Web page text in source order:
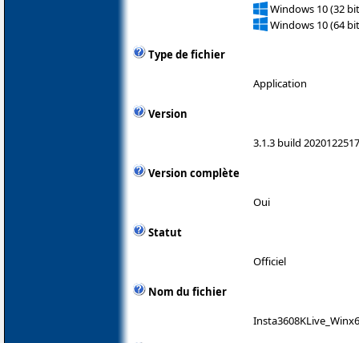
Windows 10 (32
Windows 10 (64
Type de fichier
Application
Version
3.1.3 build
Version complète
Oui
Statut
Officiel
Nom du fichier